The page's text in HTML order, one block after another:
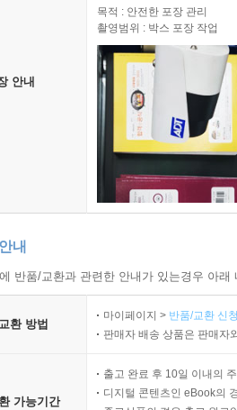
안내
목적 : 안전한 포장 관리
촬영범위 : 박스 포장 작업
내
반품/교환과 관련한 안내가 있는경우 아
환 방법
마이페이지 > 반품/교환 신
판매자 배송 상품은 판매자
가능기간
출고 완료 후 10일 이내의
디지털 콘텐츠인 eBook의